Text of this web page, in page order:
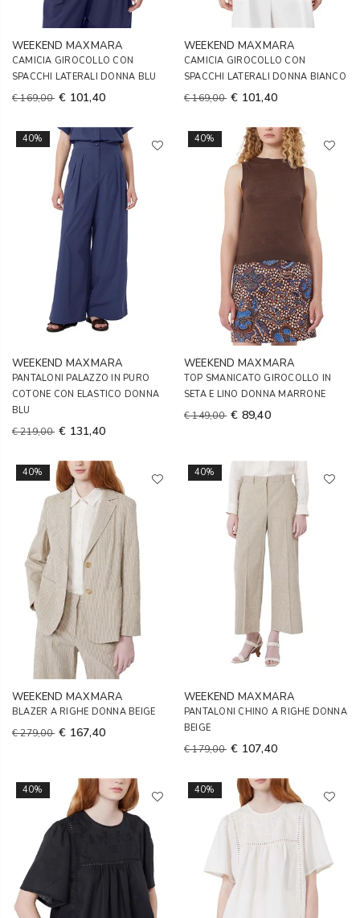
WEEKEND MAXMARA
CAMICIA GIROCOLLO CON
SPACCHI LATERALI DONNA BLU
€ 169,00 € 101,40
WEEKEND MAXMARA
CAMICIA GIROCOLLO CON
SPACCHI LATERALI DONNA BIANCO
€ 169,00 € 101,40
40%
WEEKEND MAXMARA
PANTALONI PALAZZO IN PURO
COTONE CON ELASTICO DONNA
BLU
€ 219,00 € 131,40
40%
WEEKEND MAXMARA
TOP SMANICATO GIROCOLLO IN
SETA E LINO DONNA MARRONE
€ 149,00 € 89,40
40%
WEEKEND MAXMARA
BLAZER A RIGHE DONNA BEIGE
€ 279,00 € 167,40
40%
WEEKEND MAXMARA
PANTALONI CHINO A RIGHE DONNA
BEIGE
€ 179,00 € 107,40
40% 40%